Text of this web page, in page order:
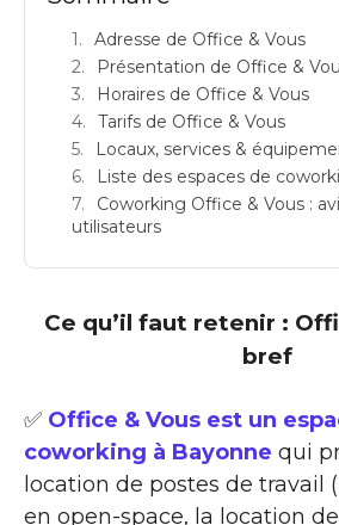
Adresse de Office & Vous
Présentation de Office &
Horaires de Office & Vous
Tarifs de Office & Vous
Locaux, services &
Liste des espaces de
Coworking Office & Vous :
utilisateurs
Ce qu’il faut retenir :
bref
✅ Office & Vous est un
coworking à Bayonne qui
location de postes de travail
en open-space, la location